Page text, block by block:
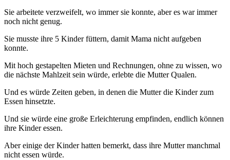
Sie arbeitete verzweifelt, wo immer sie konnte, aber es war immer
noch nicht genug.
Sie musste ihre 5 Kinder füttern, damit Mama nicht aufgeben
konnte.
Mit hoch gestapelten Mieten und Rechnungen, ohne zu wissen, wo
die nächste Mahlzeit sein würde, erlebte die Mutter Qualen.
Und es würde Zeiten geben, in denen die Mutter die Kinder zum
Essen hinsetzte.
Und sie würde eine große Erleichterung empfinden, endlich können
ihre Kinder essen.
Aber einige der Kinder hatten bemerkt, dass ihre Mutter manchmal
nicht essen würde.